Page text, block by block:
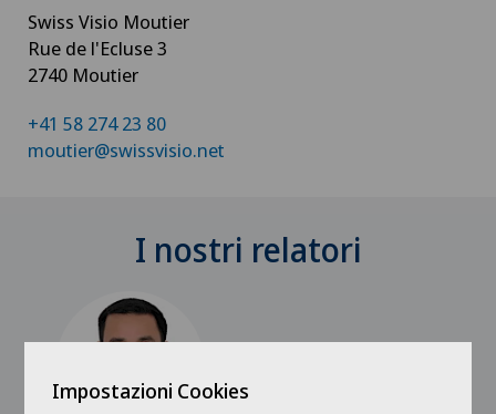
Swiss Visio Moutier
Rue de l'Ecluse 3
2740 Moutier
+41 58 274 23 80
moutier@swissvisio.net
I nostri relatori
Impostazioni Cookies